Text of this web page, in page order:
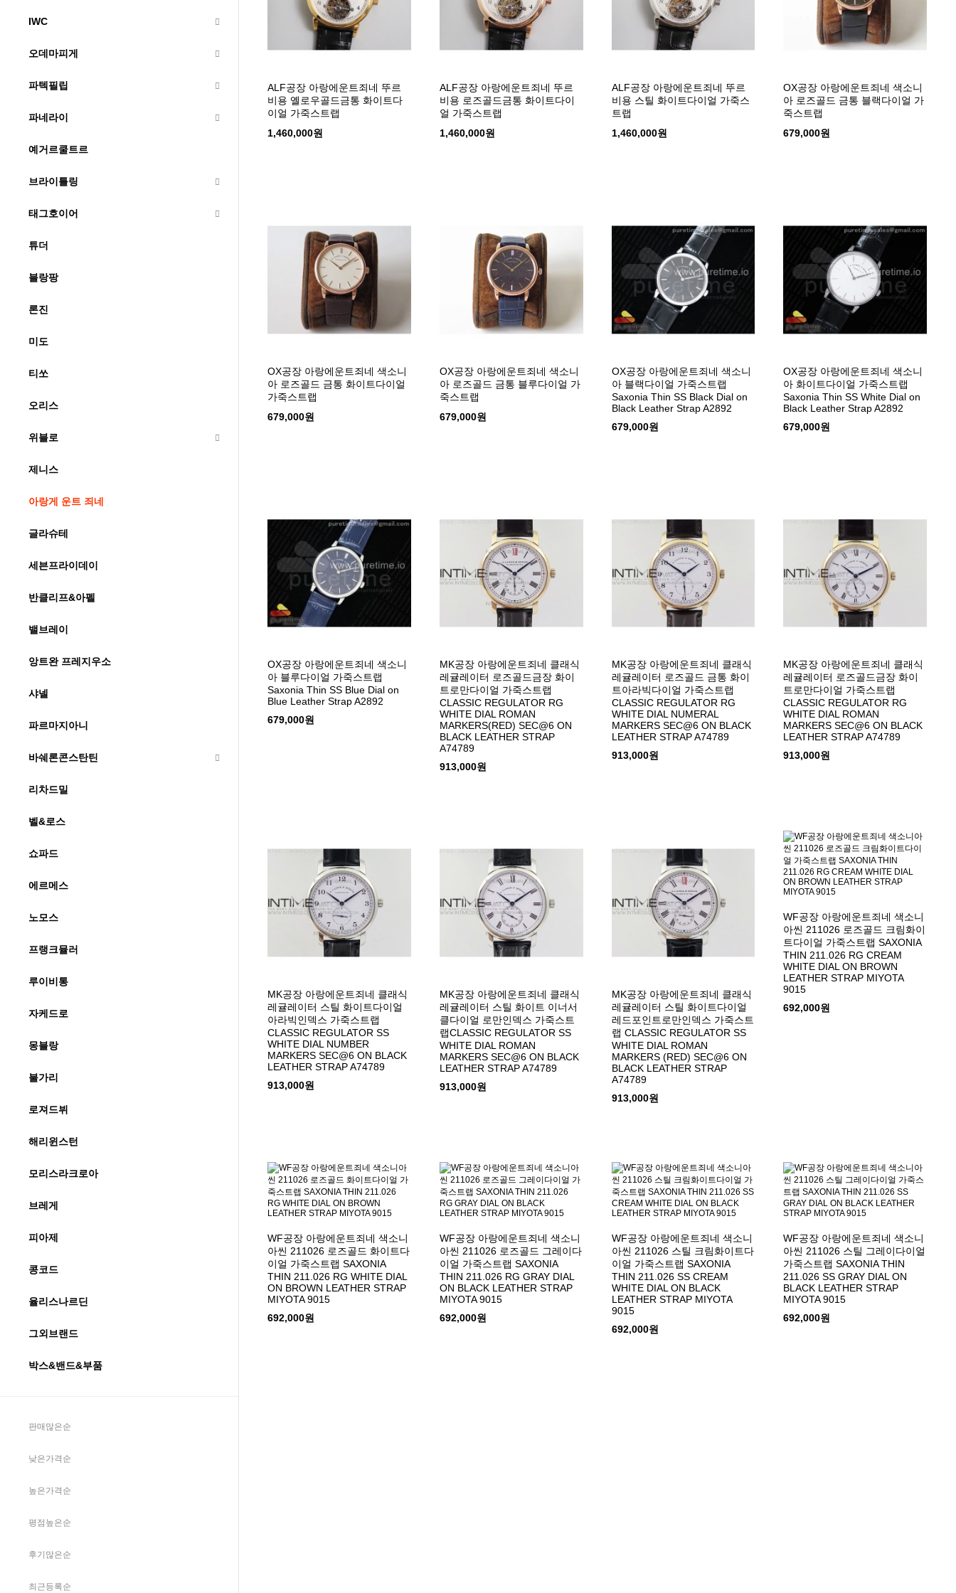
IWC
오데마피게
파텍필립
파네라이
예거르쿨트르
브라이틀링
태그호이어
튜더
블랑팡
론진
미도
티쏘
오리스
위블로
제니스
아랑게 운트 죄네
글라슈테
세븐프라이데이
반클리프&아펠
밸브레이
앙트완 프레지우소
샤넬
파르마지아니
바쉐론콘스탄틴
리차드밀
벨&로스
쇼파드
에르메스
노모스
프랭크뮬러
루이비통
자케드로
몽블랑
불가리
로져드뷔
해리윈스턴
모리스라크로아
브레게
피아제
콩코드
율리스나르딘
그외브랜드
박스&밴드&부품
판매많은순
낮은가격순
높은가격순
평점높은순
후기많은순
최근등록순
ALF공장 아랑에운트죄네 뚜르
비용 옐로우골드금통 화이트다
이얼 가죽스트랩
1,460,000원
ALF공장 아랑에운트죄네 뚜르
비용 로즈골드금통 화이트다이
얼 가죽스트랩
1,460,000원
ALF공장 아랑에운트죄네 뚜르
비용 스틸 화이트다이얼 가죽스
트랩
1,460,000원
OX공장 아랑에운트죄네 색소니
아 로즈골드 금통 블랙다이얼 가
죽스트랩
679,000원
OX공장 아랑에운트죄네 색소니
아 로즈골드 금통 화이트다이얼
가죽스트랩
679,000원
OX공장 아랑에운트죄네 색소니
아 로즈골드 금통 블루다이얼 가
죽스트랩
679,000원
OX공장 아랑에운트죄네 색소니
아 블랙다이얼 가죽스트랩
Saxonia Thin SS Black Dial on
Black Leather Strap A2892
679,000원
OX공장 아랑에운트죄네 색소니
아 화이트다이얼 가죽스트랩
Saxonia Thin SS White Dial on
Black Leather Strap A2892
679,000원
OX공장 아랑에운트죄네 색소니
아 블루다이얼 가죽스트랩
Saxonia Thin SS Blue Dial on
Blue Leather Strap A2892
679,000원
MK공장 아랑에운트죄네 클래식
레귤레이터 로즈골드금장 화이
트로만다이얼 가죽스트랩
CLASSIC REGULATOR RG
WHITE DIAL ROMAN
MARKERS(RED) SEC@6 ON
BLACK LEATHER STRAP
A74789
913,000원
MK공장 아랑에운트죄네 클래식
레귤레이터 로즈골드 금통 화이
트아라빅다이얼 가죽스트랩
CLASSIC REGULATOR RG
WHITE DIAL NUMERAL
MARKERS SEC@6 ON BLACK
LEATHER STRAP A74789
913,000원
MK공장 아랑에운트죄네 클래식
레귤레이터 로즈골드금장 화이
트로만다이얼 가죽스트랩
CLASSIC REGULATOR RG
WHITE DIAL ROMAN
MARKERS SEC@6 ON BLACK
LEATHER STRAP A74789
913,000원
MK공장 아랑에운트죄네 클래식
레귤레이터 스틸 화이트다이얼
아라빅인덱스 가죽스트랩
CLASSIC REGULATOR SS
WHITE DIAL NUMBER
MARKERS SEC@6 ON BLACK
LEATHER STRAP A74789
913,000원
MK공장 아랑에운트죄네 클래식
레귤레이터 스틸 화이트 이너서
클다이얼 로만인덱스 가죽스트
랩CLASSIC REGULATOR SS
WHITE DIAL ROMAN
MARKERS SEC@6 ON BLACK
LEATHER STRAP A74789
913,000원
MK공장 아랑에운트죄네 클래식
레귤레이터 스틸 화이트다이얼
레드포인트로만인덱스 가죽스트
랩 CLASSIC REGULATOR SS
WHITE DIAL ROMAN
MARKERS (RED) SEC@6 ON
BLACK LEATHER STRAP
A74789
913,000원
WF공장 아랑에운트죄네 색소니
아씬 211026 로즈골드 크림화이
트다이얼 가죽스트랩 SAXONIA
THIN 211.026 RG CREAM
WHITE DIAL ON BROWN
LEATHER STRAP MIYOTA
9015
692,000원
WF공장 아랑에운트죄네 색소니
아씬 211026 로즈골드 화이트다
이얼 가죽스트랩 SAXONIA
THIN 211.026 RG WHITE DIAL
ON BROWN LEATHER STRAP
MIYOTA 9015
692,000원
WF공장 아랑에운트죄네 색소니
아씬 211026 로즈골드 그레이다
이얼 가죽스트랩 SAXONIA
THIN 211.026 RG GRAY DIAL
ON BLACK LEATHER STRAP
MIYOTA 9015
692,000원
WF공장 아랑에운트죄네 색소니
아씬 211026 스틸 크림화이트다
이얼 가죽스트랩 SAXONIA
THIN 211.026 SS CREAM
WHITE DIAL ON BLACK
LEATHER STRAP MIYOTA
9015
692,000원
WF공장 아랑에운트죄네 색소니
아씬 211026 스틸 그레이다이얼
가죽스트랩 SAXONIA THIN
211.026 SS GRAY DIAL ON
BLACK LEATHER STRAP
MIYOTA 9015
692,000원